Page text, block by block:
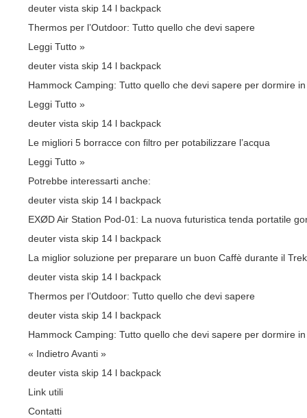
deuter vista skip 14 l backpack
Thermos per l’Outdoor: Tutto quello che devi sapere
Leggi Tutto »
deuter vista skip 14 l backpack
Hammock Camping: Tutto quello che devi sapere per dormire
Leggi Tutto »
deuter vista skip 14 l backpack
Le migliori 5 borracce con filtro per potabilizzare l’acqua
Leggi Tutto »
Potrebbe interessarti anche:
deuter vista skip 14 l backpack
EXØD Air Station Pod-01: La nuova futuristica tenda portatile
deuter vista skip 14 l backpack
La miglior soluzione per preparare un buon Caffè durante il
deuter vista skip 14 l backpack
Thermos per l’Outdoor: Tutto quello che devi sapere
deuter vista skip 14 l backpack
Hammock Camping: Tutto quello che devi sapere per dormire
« IndietroAvanti »
deuter vista skip 14 l backpack
Link utili
Contatti